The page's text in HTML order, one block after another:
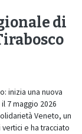
di
inizia una nuova
7 maggio 2026
Veneto, un
e ha tracciato